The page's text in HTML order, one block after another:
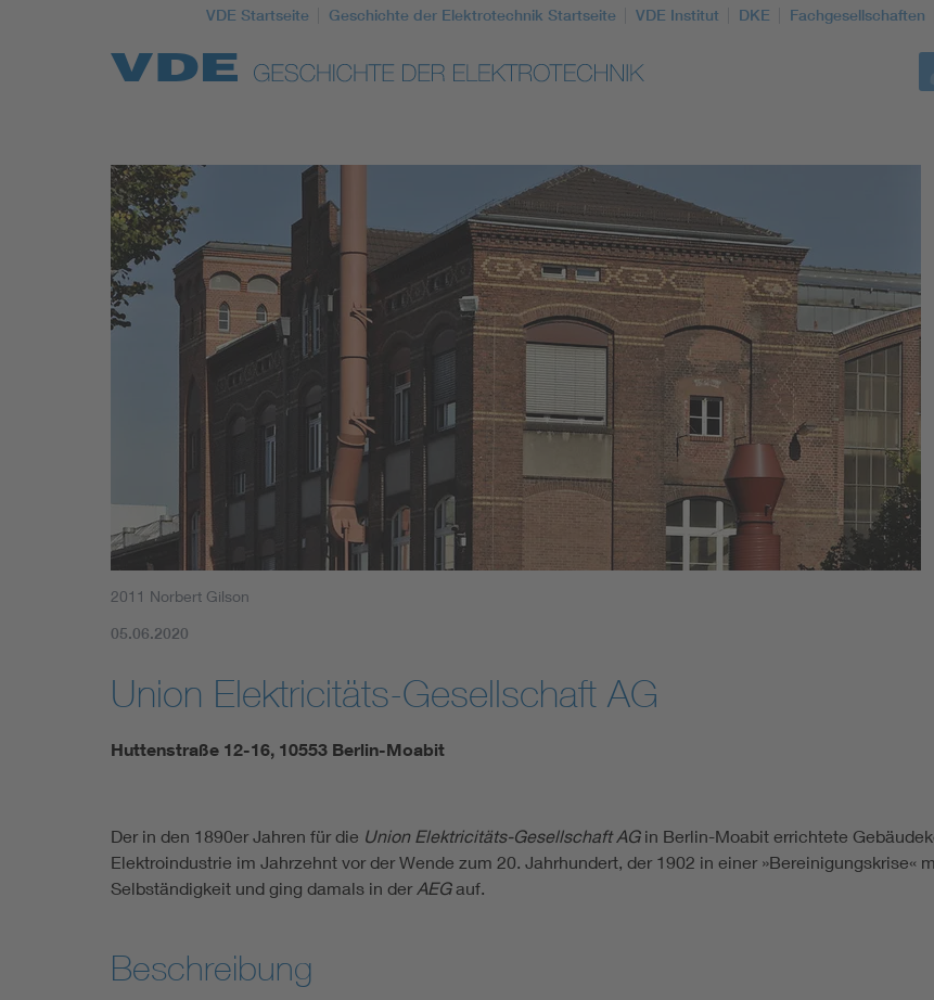
VDE Startseite Geschichte der Elektrotechnik Startseite VDE Institut DKE Fachgesellschaften
Top Themen
Weitere Themen
2011 Norbert Gilson
05.06.2020
Union Elektricitäts-Gesellschaft AG
Huttenstraße 12-16, 10553 Berlin-Moabit
Der in den 1890er Jahren für die Union Elektricitäts-Gesellschaft AGin Berlin-Moabit errichtete
Elektroindustrie im Jahrzehnt vor der Wende zum 20. Jahrhundert, der 1902 in einer »Bereinigungskrise«
Selbständigkeit und ging damals in der AEGauf.
Beschreibung